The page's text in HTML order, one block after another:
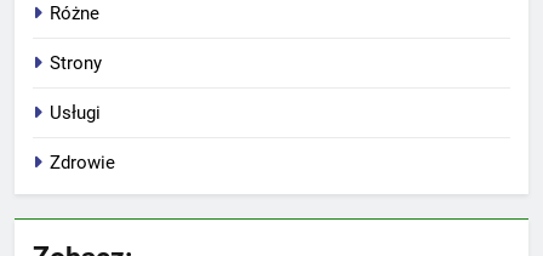
Różne
Strony
Usługi
Zdrowie